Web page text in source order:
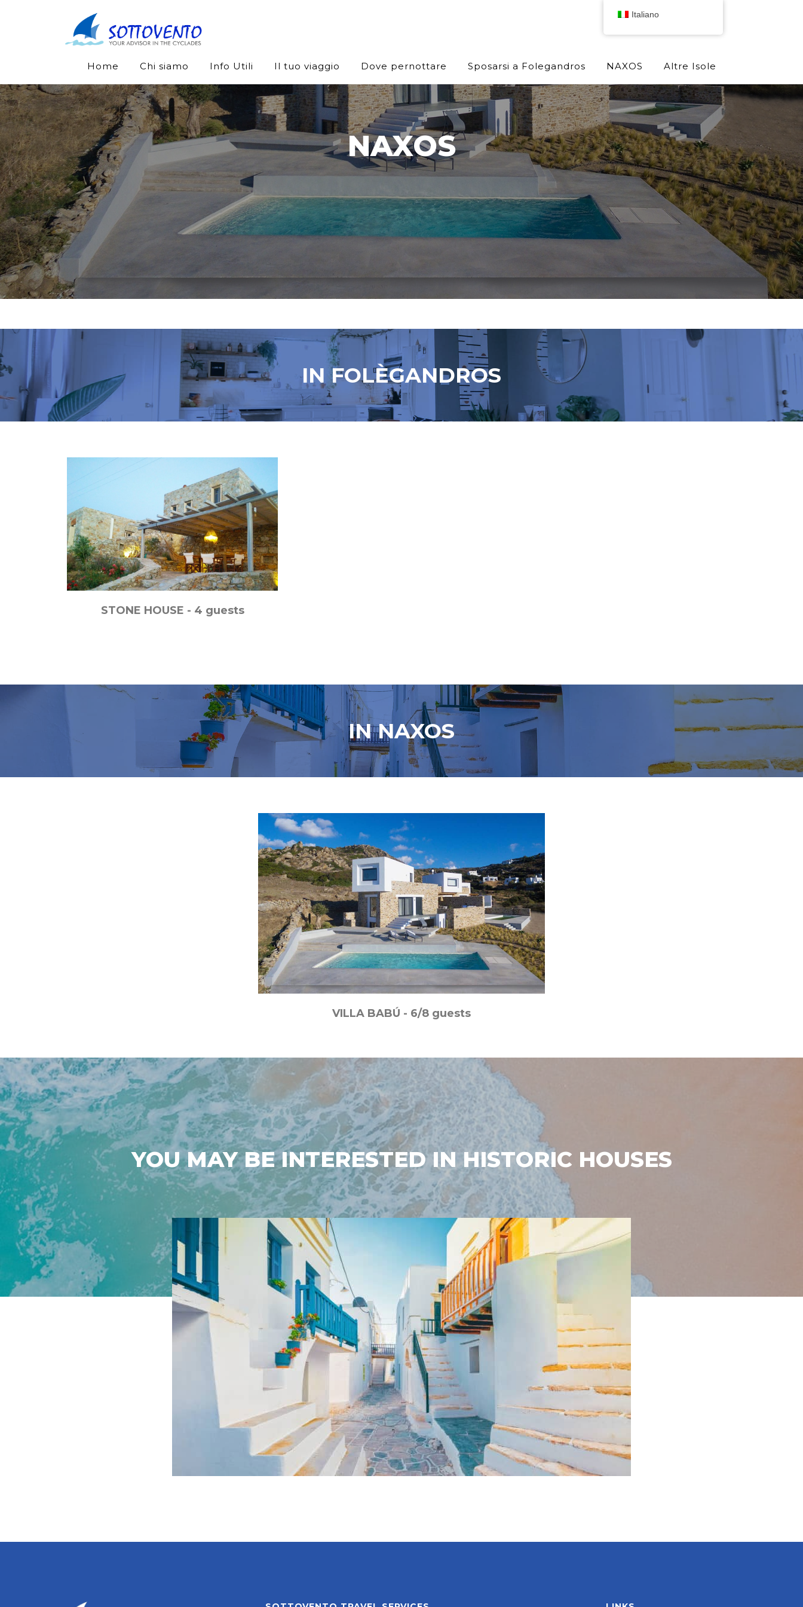
Home Chi siamo Info Utili Il tuo viaggio Dove pernottare Sposarsi a Folegandros NAXOS Altre Isole
NAXOS
IN FOLÈGANDROS
STONE HOUSE - 4 guests
IN NAXOS
VILLA BABÚ - 6/8 guests
YOU MAY BE INTERESTED IN HISTORIC HOUSES
Italiano